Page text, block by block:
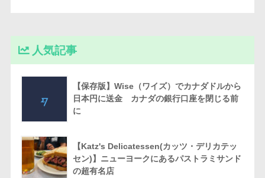
人気記事
【保存版】Wise（ワイズ）でカナダドルから
日本円に送金 カナダの銀行口座を閉じる前
に
【Katz's Delicatessen(カッツ・デリカテッ
セン)】ニューヨークにあるパストラミサンド
の超有名店